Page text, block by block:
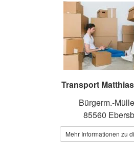
Transport
Bürgerm.-
85560
Mehr Informationen zu